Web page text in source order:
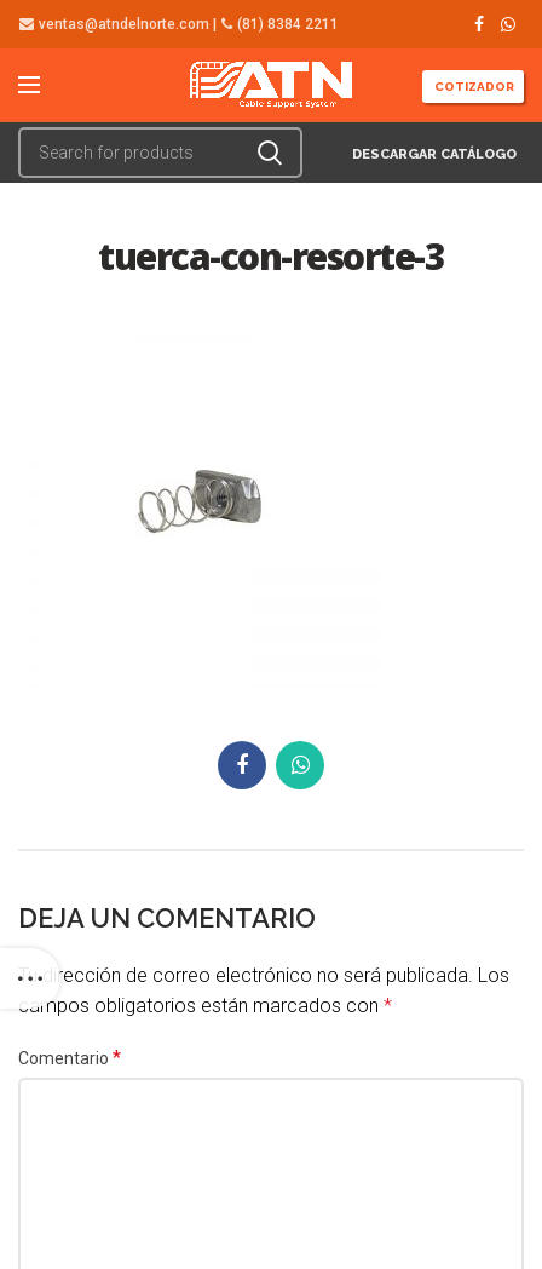
ventas@atndelnorte.com | (81) 8384 2211
COTIZADOR
DESCARGAR CATÁLOGO
tuerca-con-resorte-3
DEJA UN COMENTARIO
Tu dirección de correo electrónico no será publicada. Los
campos obligatorios están marcados con *
Comentario *